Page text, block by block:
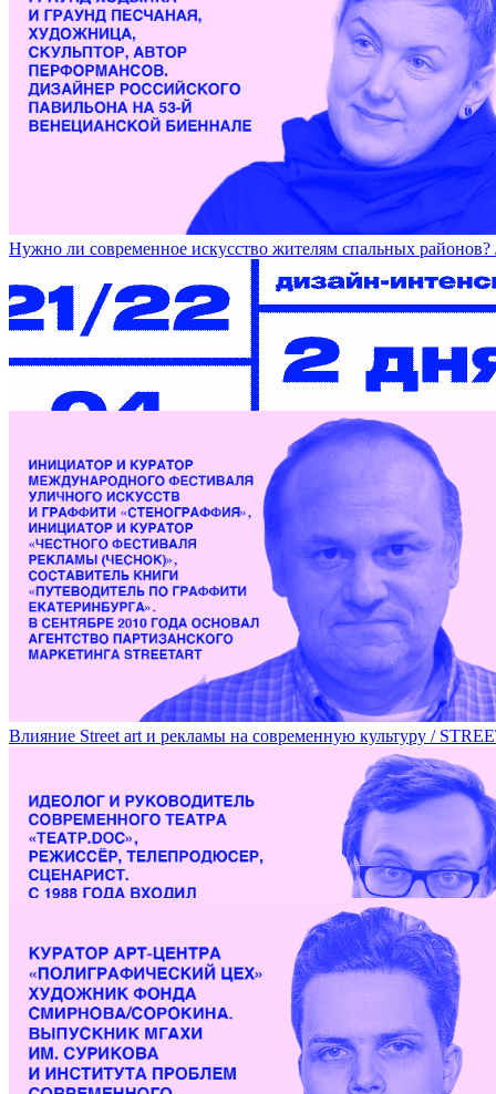
Работы Ани Жёлудь на DOCA / ANYA ZHYOLUD’S WORKS
Нужно ли современное искусство жителям спальных
Пражская школа дизайна на DOCA 2018 / PRAGUE DESIGN
Влияние Street art и рекламы на современную культуру /
Эмансипация зрителя в современном театре /